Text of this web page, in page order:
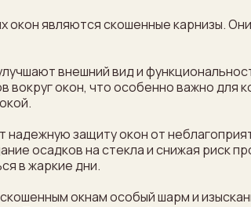
являются скошенные карнизы.
внешний вид и
окон, что особенно важно для
защиту окон от
осадков на стекла и снижая риск
в жаркие дни.
окнам особый шарм и